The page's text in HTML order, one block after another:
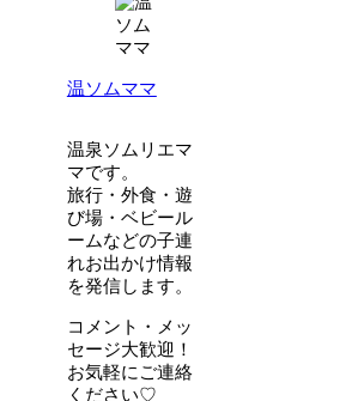
温ソムママ
温泉ソムリエマ
マです。
旅行・外食・遊
び場・ベビール
ームなどの子連
れお出かけ情報
を発信します。
コメント・メッ
セージ大歓迎！
お気軽にご連絡
ください♡